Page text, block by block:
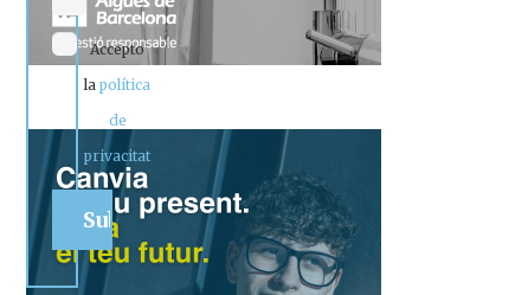
Accepto
lapolítica
de
privacitat